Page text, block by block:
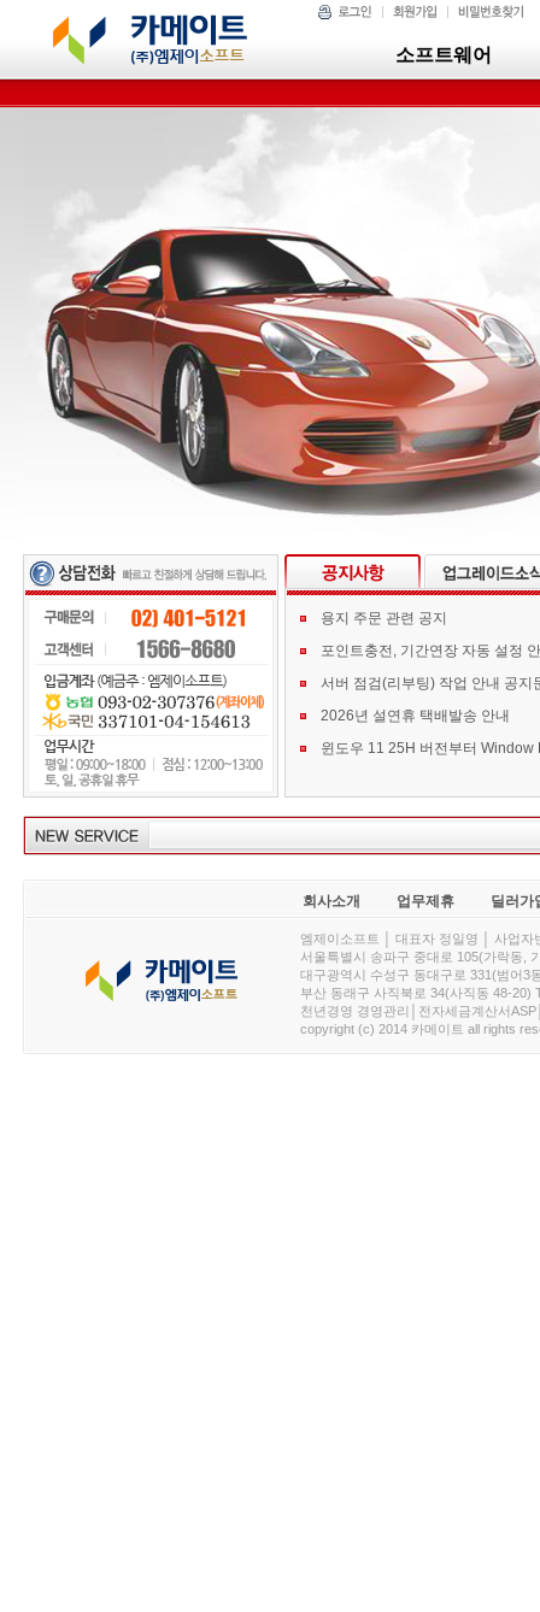
소프트웨어
용지 주문 관련 공지
포인트충전, 기간연장 자동 설정
서버 점검(리부팅) 작업 안내 공지
2026년 설연휴 택배발송 안내
회사소개 업무제휴 딜러가
엠제이소프트 │ 대표자 정일영 │ 사업
서울특별시 송파구 중대로 105(가락동,
대구광역시 수성구 동대구로 331(범어3
부산 동래구 사직북로 34(사직동 48-20)
천년경영 경영관리│전자세금계산서
copyright (c) 2014 카메이트 all rights